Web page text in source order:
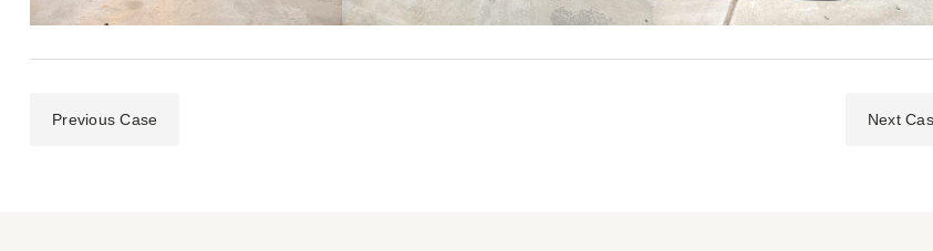
Previous Case Next